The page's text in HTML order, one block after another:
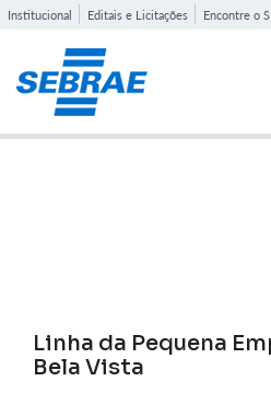
Institucional Editais e Licitações Encontre o
Linha da Pequena
Bela Vista